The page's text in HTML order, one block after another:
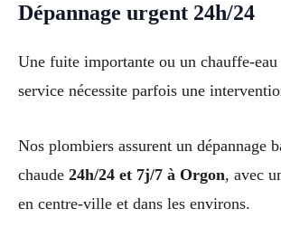
Dépannage urgent 24h/24
Une fuite importante ou un chauffe-
service nécessite parfois une
Nos plombiers assurent un dépannage
chaude 24h/24 et 7j/7 à Orgon, avec
en centre-ville et dans les environs.